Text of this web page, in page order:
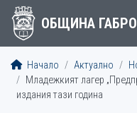
ОБЩИНА
Начало Актуално
Младежкият лагер
издания тази година